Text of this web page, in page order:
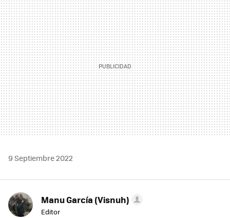
MAIL
9 Septiembre 2022
Manu García (Visnuh)
Editor